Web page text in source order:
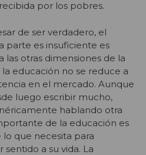
por los pobres.
de ser verdadero, el
parte es insuficiente es
otras dimensiones de la
educación no se reduce a
en el mercado. Aunque
luego escribir mucho,
hablando otra
de la educación es
que necesita para
a su vida. La